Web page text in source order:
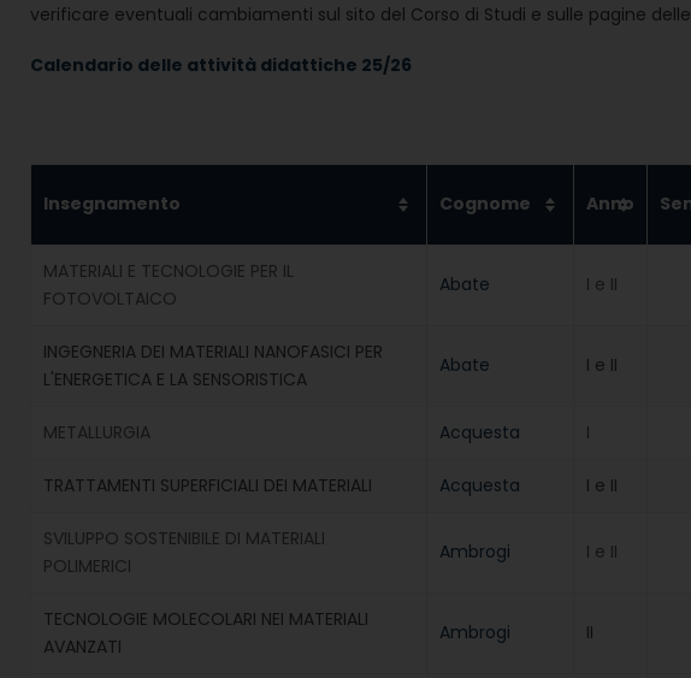
verificare eventuali cambiamenti sul sito del Corso di Studi e sulle pagine
Calendario delle attività didattiche 25/26
Insegnamento Cognome Anno
MATERIALI E TECNOLOGIE PER IL
FOTOVOLTAICO
Abate I e II
INGEGNERIA DEI MATERIALI NANOFASICI PER
L'ENERGETICA E LA SENSORISTICA
Abate I e II
METALLURGIA Acquesta I
TRATTAMENTI SUPERFICIALI DEI MATERIALI Acquesta I e II
SVILUPPO SOSTENIBILE DI MATERIALI
POLIMERICI
Ambrogi I e II
TECNOLOGIE MOLECOLARI NEI MATERIALI
AVANZATI
Ambrogi II